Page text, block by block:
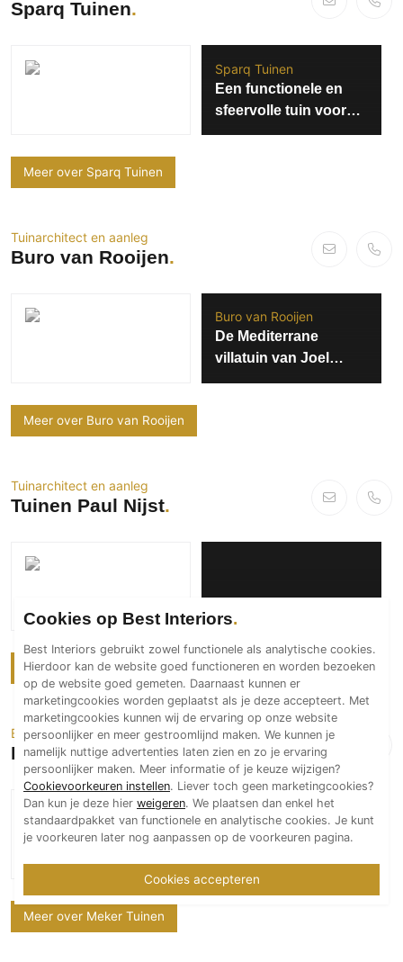
Sparq Tuinen
Sparq Tuinen
Een functionele en
sfeervolle tuin voor
het hele gezin
Meer over Sparq Tuinen
Tuinarchitect en aanleg
Buro van Rooijen
Buro van Rooijen
De Mediterrane
villatuin van Joel
Meer over Buro van Rooijen
Tuinarchitect en aanleg
Tuinen Paul Nijst
Meer over Tuinen Paul Nijst
Exclusieve tuinen
Meker Tuinen
Meer over Meker Tuinen
Cookies op Best Interiors
Best Interiors gebruikt zowel functionele als analytische cookies.
Hierdoor kan de website goed functioneren en worden bezoeken
op de website goed gemeten. Daarnaast kunnen er
marketingcookies worden geplaatst als je deze accepteert. Met
marketingcookies kunnen wij de ervaring op onze website
persoonlijker en meer gestroomlijnd maken. We kunnen je
namelijk nuttige advertenties laten zien en zo je ervaring
persoonlijker maken. Meer informatie of je keuze wijzigen?
Cookievoorkeuren instellen. Liever toch geen marketingcookies?
Dan kun je deze hier weigeren. We plaatsen dan enkel het
standaardpakket van functionele en analytische cookies. Je kunt
je voorkeuren later nog aanpassen op de voorkeuren pagina.
Cookies accepteren